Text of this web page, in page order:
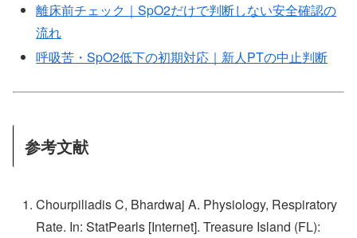
離床前チェック｜SpO2だけで判断しない安全確認の
流れ
呼吸苦・SpO2低下の初期対応｜新人PTの中止判断
参考文献
Chourpiliadis C, Bhardwaj A. Physiology, Respiratory
Rate. In: StatPearls [Internet]. Treasure Island (FL):